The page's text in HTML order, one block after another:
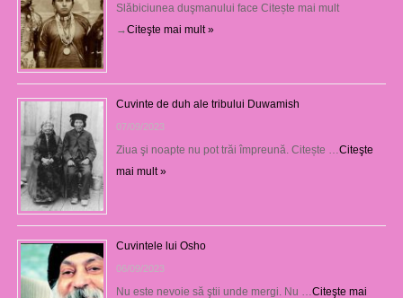
Slăbiciunea duşmanului face Citește mai mult
→Citeşte mai mult »
Cuvinte de duh ale tribului Duwamish
07/09/2023
Ziua şi noapte nu pot trăi împreună. Citește … Citeşte
mai mult »
Cuvintele lui Osho
06/09/2023
Nu este nevoie să ştii unde mergi. Nu … Citeşte mai